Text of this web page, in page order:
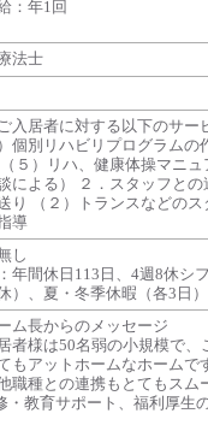
：年1回
法士
入居者に対する以下のサ
）個別リハビリプログラム
（５）リハ、健康体操マニ
談による） ２．スタッフと
り （２）トランスなどの
導
し
年間休日113日、4週8休シ
）、夏・冬季休暇（各3日
ム長からのメッセージ
者様は50名弱の小規模で
もアットホームなホーム
職種との連携もとてもスム
・教育サポート、福利厚生